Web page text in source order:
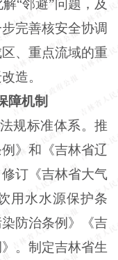
“邻避”问题，及
完善核安全协调
、重点流域的重
造。
障机制
规标准体系。推
》和《吉林省辽
订《吉林省大气
用水水源保护条
防治条例》《吉
。制定吉林省生